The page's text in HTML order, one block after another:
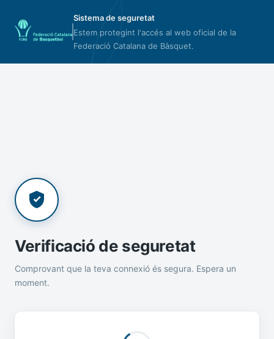
Sistema de seguretat
Estem protegint l'accés al web oficial de la
Federació Catalana de Bàsquet.
Verificació de seguretat
Comprovant que la teva connexió és segura. Espera un
moment.